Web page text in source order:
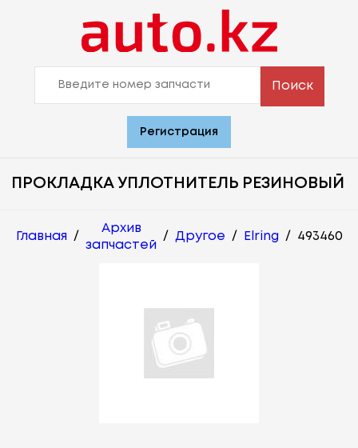
Поиск
Регистрация
ПРОКЛАДКА УПЛОТНИТЕЛЬ РЕЗИНОВЫЙ
Главная /
Архив
запчастей
/ Другое / Elring / 493460